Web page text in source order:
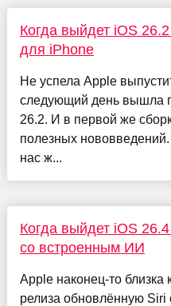
Когда выйдет iOS
для iPhone
Не успела Apple
следующий день вышла
26.2. И в первой же
полезных нововведений.
нас ж...
Когда выйдет iOS
со встроенным ИИ
Apple наконец-то близка
релиза обновлённую